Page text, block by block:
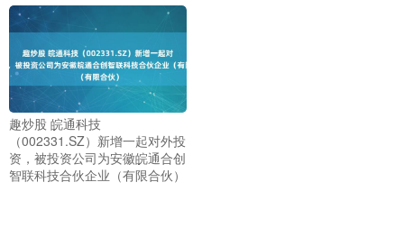
趣炒股 皖通科技
（002331.SZ）新增一起对外投
资，被投资公司为安徽皖通合创
智联科技合伙企业（有限合伙）